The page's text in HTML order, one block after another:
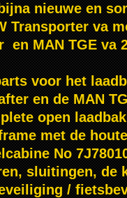
nieuwe en
Transporter va
en MAN TGE va
voor het
en de MAN
open
met de
No
sluitingen, de
/